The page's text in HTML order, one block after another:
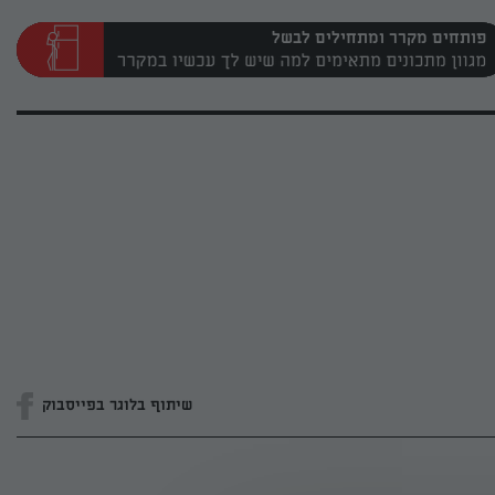
פותחים מקרר ומתחילים לבשל
שיתוף בלוגר בפייסבוק